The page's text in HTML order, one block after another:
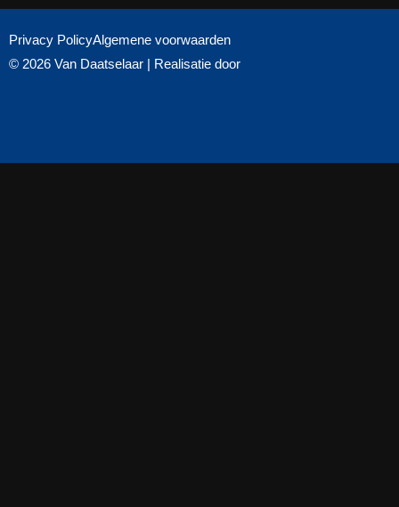
© 2026 Van Daatselaar | Realisatie door
Privacy PolicyAlgemene voorwaarden